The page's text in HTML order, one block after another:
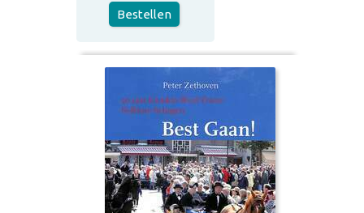
Bestellen